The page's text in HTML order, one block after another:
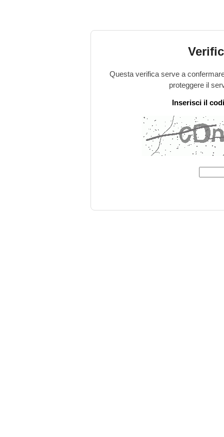
Questa verifica serve a
proteggere il
Inserisci il